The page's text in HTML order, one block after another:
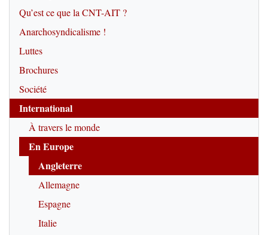
Qu’est ce que la CNT-AIT ?
Anarchosyndicalisme !
Luttes
Brochures
Société
International
À travers le monde
En Europe
Angleterre
Allemagne
Espagne
Italie